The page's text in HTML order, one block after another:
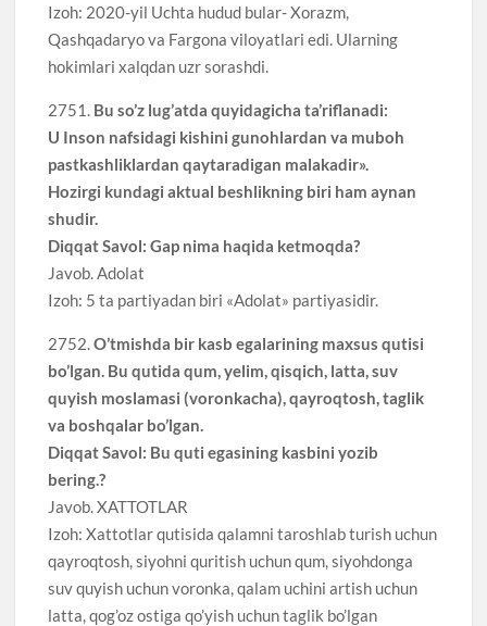
Izoh: 2020-yil Uchta hudud bular- Xorazm,
Qashqadaryo va Fargona viloyatlari edi. Ularning
hokimlari xalqdan uzr sorashdi.
2751. Bu so’z lug’atda quyidagicha ta’riflanadi:
U Inson nafsidagi kishini gunohlardan va muboh
pastkashliklardan qaytaradigan malakadir».
Hozirgi kundagi aktual beshlikning biri ham aynan
shudir.
Diqqat Savol: Gap nima haqida ketmoqda?
Javob. Adolat
Izoh: 5 ta partiyadan biri «Adolat» partiyasidir.
2752.O’tmishda bir kasb egalarining maxsus qutisi
bo’lgan. Bu qutida qum, yelim, qisqich, latta, suv
quyish moslamasi (voronkacha), qayroqtosh, taglik
va boshqalar bo’lgan.
Diqqat Savol: Bu quti egasining kasbini yozib
bering.?
Javob. XATTOTLAR
Izoh: Xattotlar qutisida qalamni taroshlab turish uchun
qayroqtosh, siyohni quritish uchun qum, siyohdonga
suv quyish uchun voronka, qalam uchini artish uchun
latta, qog’oz ostiga qo’yish uchun taglik bo’lgan